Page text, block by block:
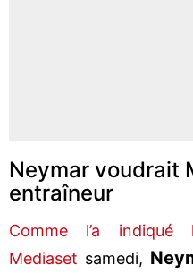
Neymar voudrait
entraîneur
Comme l’a
Mediaset samedi,